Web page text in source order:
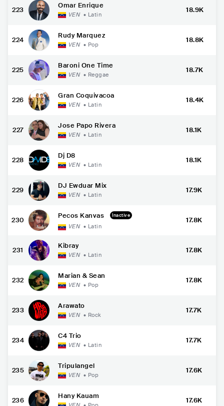
223
Omar Enrique
VEN • Latin
18.9K
224
Rudy Marquez
VEN • Pop
18.8K
225
Baroni One Time
VEN • Reggae
18.7K
226
Gran Coquivacoa
VEN • Latin
18.4K
227
Jose Papo Rivera
VEN • Latin
18.1K
228
Dj D8
VEN • Latin
18.1K
229
DJ Ewduar Mix
VEN • Latin
17.9K
230
Pecos Kanvas Inactive
VEN • Latin
17.8K
231
Kibray
VEN • Latin
17.8K
232
Marian & Sean
VEN • Pop
17.8K
233
Arawato
VEN • Rock
17.7K
234
C4 Trio
VEN • Latin
17.7K
235
Tripulangel
VEN • Pop
17.6K
236
Hany Kauam
17.6K